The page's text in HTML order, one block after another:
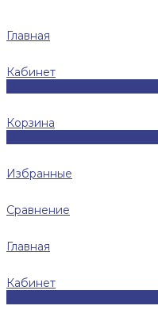
Главная
Кабинет
Корзина
Избранные
Сравнение
Главная
Кабинет